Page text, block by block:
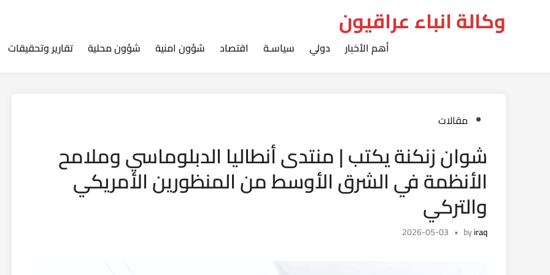
وكالة انباء عراقيون
أهم الأخبار دولي سياسـة اقتصاد شؤون امنية شؤون محلية تقارير وتحقيقات
Postedمقالات
شوان زنكنة يكتب | منتدى أنطاليا الدبلوماسي وملامح
الأنظمة في الشرق الأوسط من المنظورين الأمريكي
والتركي
byiraq
•
2026-05-03